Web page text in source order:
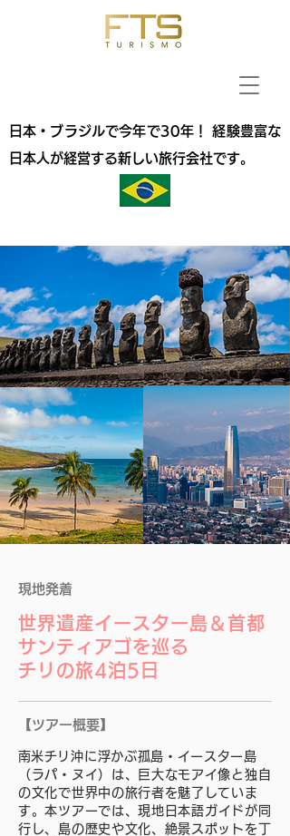
日本・ブラジルで今年で30年！ 経験豊富な
日本人が経営する新しい旅行会社です。
​現地発着
世界遺産イースター島＆首都
サンティアゴを巡る
チリの旅4泊5日
【ツアー概要】
​南米チリ沖に浮かぶ孤島・イースター島
（ラパ・ヌイ）は、巨大なモアイ像と独自
の文化で世界中の旅行者を魅了していま
す。本ツアーでは、現地日本語ガイドが同
行し、島の歴史や文化、絶景スポットを丁